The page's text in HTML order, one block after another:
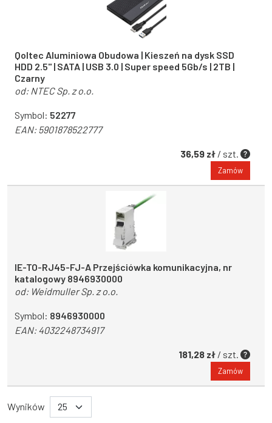
Qoltec Aluminiowa Obudowa | Kieszeń na dysk SSD
HDD 2.5" | SATA | USB 3.0 | Super speed 5Gb/s | 2TB |
Czarny
od: NTEC Sp. z o.o.
Symbol: 52277
EAN:5901878522777
36,59 zł / szt.
Zamów
IE-TO-RJ45-FJ-A Przejściówka komunikacyjna, nr
katalogowy 8946930000
od: Weidmuller Sp. z o.o.
Symbol: 8946930000
EAN:4032248734917
181,28 zł / szt.
Zamów
Wyników